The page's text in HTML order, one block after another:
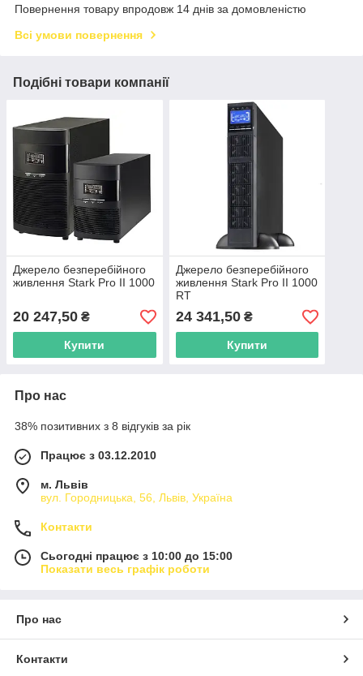
Повернення товару впродовж 14 днів за домовленістю
Всі умови повернення
Подібні товари компанії
Джерело безперебійного
живлення Stark Pro II 1000
20 247,50 ₴
Купити
Джерело безперебійного
живлення Stark Pro II 1000
RT
24 341,50₴
Купити
Про нас
38% позитивних з 8 відгуків за рік
Працює з 03.12.2010
м. Львів
вул. Городницька, 56, Львів, Україна
Контакти
Сьогодні працює з 10:00 до 15:00
Показати весь графік роботи
Про нас
Контакти